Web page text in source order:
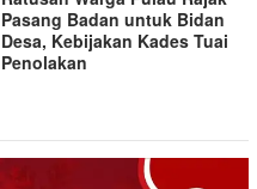
Pasang Badan untuk Bidan
Desa, Kebijakan Kades Tuai
Penolakan